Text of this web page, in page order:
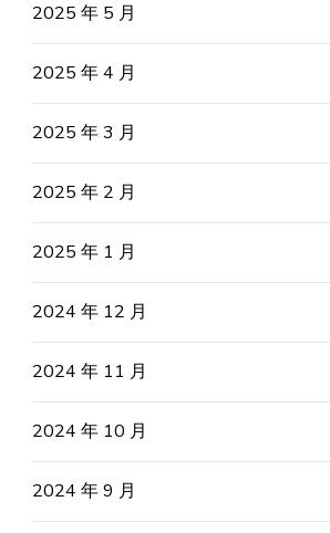
2025 年 5 月
2025 年 4 月
2025 年 3 月
2025 年 2 月
2025 年 1 月
2024 年 12 月
2024 年 11 月
2024 年 10 月
2024 年 9 月